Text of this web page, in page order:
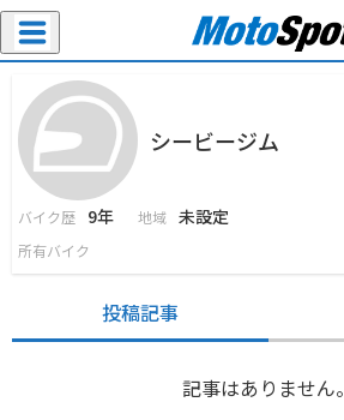
シービージム
バイク歴 9年 地域 未設定
所有バイク
投稿記事
記事はありません。